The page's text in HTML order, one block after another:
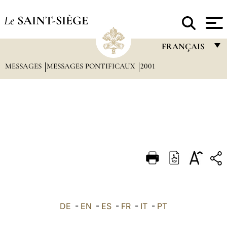
Le SAINT-SIÈGE
FRANÇAIS
DEUTSCH
العربيّة
MESSAGES MESSAGES PONTIFICAUX 2001
DE - EN - ES - FR - IT - PT